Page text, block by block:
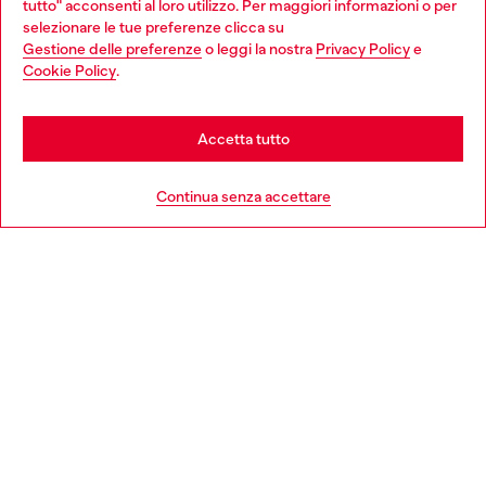
tutto" acconsenti al loro utilizzo. Per maggiori informazioni o per
selezionare le tue preferenze clicca su
Gestione delle preferenzeo leggi la nostra Privacy Policye
Cookie Policy.
Continua senza accettare
Accetta tutto
Choose your location
You are currently browsing Italia website, but it seems you may
be based in United States